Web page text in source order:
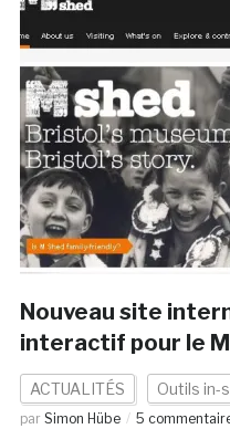
Nouveau site
interactif pour le
ACTUALITÉS Outils in-
par Simon Hübe 5